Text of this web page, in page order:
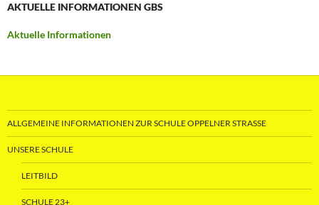
AKTUELLE INFORMATIONEN GBS
Aktuelle Informationen
ALLGEMEINE INFORMATIONEN ZUR SCHULE OPPELNER STRASSE
UNSERE SCHULE
LEITBILD
SCHULE 23+